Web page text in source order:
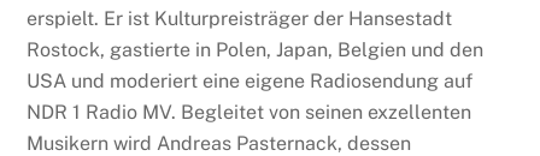
erspielt. Er ist Kulturpreisträger der Hansestadt
Rostock, gastierte in Polen, Japan, Belgien und den
USA und moderiert eine eigene Radiosendung auf
NDR 1 Radio MV. Begleitet von seinen exzellenten
Musikern wird Andreas Pasternack, dessen